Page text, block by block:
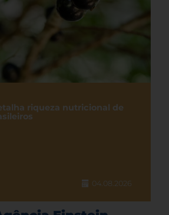
riqueza nutricional de
04.08.2026